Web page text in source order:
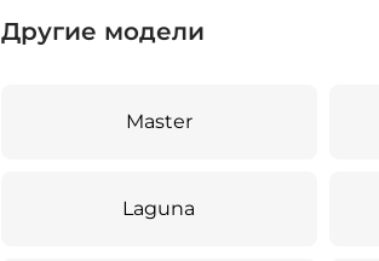
Другие модели
Master
Laguna